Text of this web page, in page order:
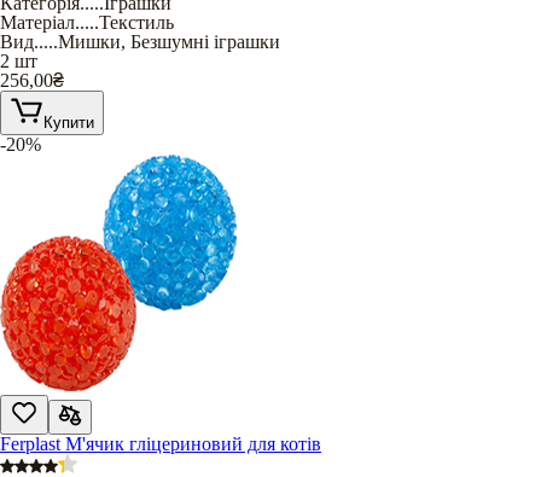
Матеріал.....Текстиль
Вид.....Мишки, Безшумні іграшки
2 шт
256,00₴
Купити
-20%
Ferplast М'ячик гліцериновий для котів